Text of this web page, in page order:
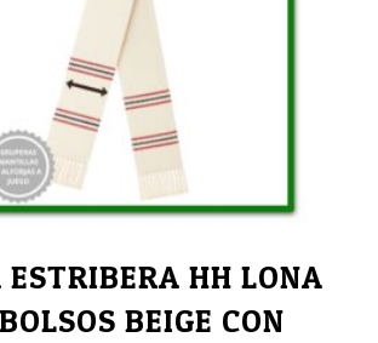
HH LONA
BEIGE CON